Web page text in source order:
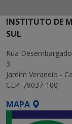
INSTITUTO DE
SUL
Rua
3
Jardim Veraneio -
CEP: 79037-100
MAPA